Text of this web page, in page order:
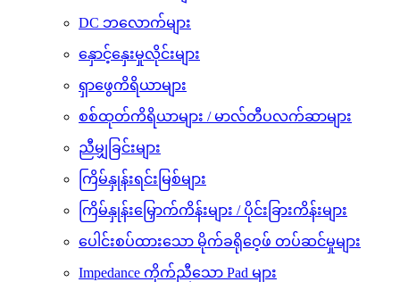
DC ဘလောက်များ
နှောင့်နှေးမှုလိုင်းများ
ရှာဖွေကိရိယာများ
စစ်ထုတ်ကိရိယာများ / မာလ်တီပလက်ဆာများ
ညီမျှခြင်းများ
ကြိမ်နှုန်းရင်းမြစ်များ
ကြိမ်နှုန်းမြှောက်ကိန်းများ / ပိုင်းခြားကိန်းများ
ပေါင်းစပ်ထားသော မိုက်ခရိုဝေ့ဖ် တပ်ဆင်မှုများ
Impedance ကိုက်ညီသော Pad များ